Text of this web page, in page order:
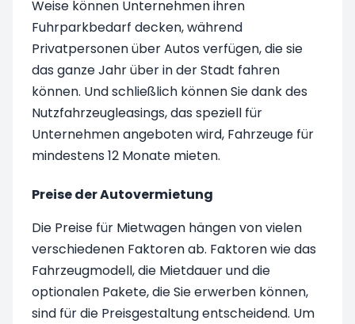
Weise können Unternehmen ihren
Fuhrparkbedarf decken, während
Privatpersonen über Autos verfügen, die sie
das ganze Jahr über in der Stadt fahren
können. Und schließlich können Sie dank des
Nutzfahrzeugleasings, das speziell für
Unternehmen angeboten wird, Fahrzeuge für
mindestens 12 Monate mieten.
Preise der Autovermietung
Die Preise für Mietwagen hängen von vielen
verschiedenen Faktoren ab. Faktoren wie das
Fahrzeugmodell, die Mietdauer und die
optionalen Pakete, die Sie erwerben können,
sind für die Preisgestaltung entscheidend. Um